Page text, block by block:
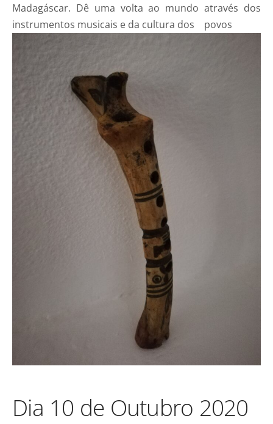
Madagáscar. Dê uma volta ao mundo através dos
instrumentos musicais e da cultura dos povos
Dia 10 de Outubro 2020